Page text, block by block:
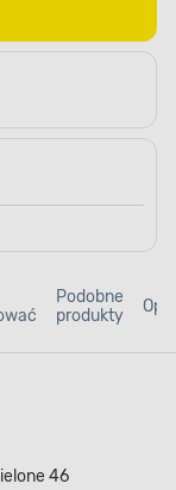
Podobne
produkty
46